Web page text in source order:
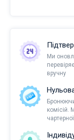
Ми
вручну
комісій.